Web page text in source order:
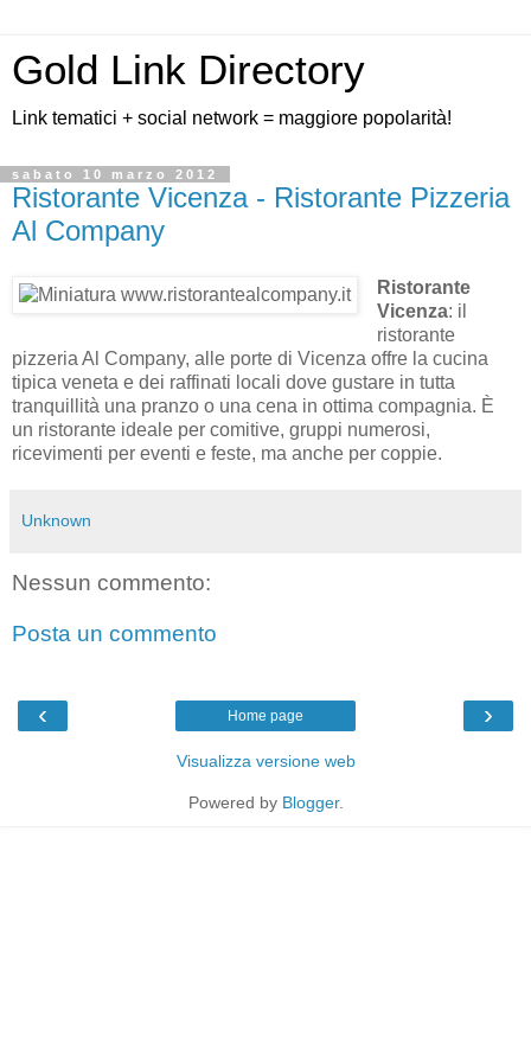
Gold Link Directory
Link tematici + social network = maggiore popolarità!
sabato 10 marzo 2012
Ristorante Vicenza - Ristorante Pizzeria
Al Company
Ristorante
Vicenza: il
ristorante
pizzeria Al Company, alle porte di Vicenza offre la cucina
tipica veneta e dei raffinati locali dove gustare in tutta
tranquillità una pranzo o una cena in ottima compagnia. È
un ristorante ideale per comitive, gruppi numerosi,
ricevimenti per eventi e feste, ma anche per coppie.
Unknown
Nessun commento:
Posta un commento
‹ ›
Home page
Visualizza versione web
Powered by Blogger.